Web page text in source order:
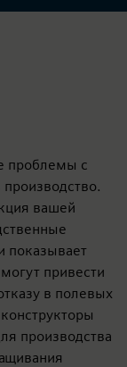
проблемы с
вашей
показывает
привести
в полевых
производства